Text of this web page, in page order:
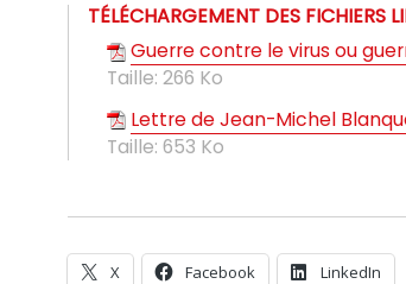
TÉLÉCHARGEMENT DES FICHIERS
Guerre contre le virus ou
Taille: 266 Ko
Lettre de Jean-Michel
Taille: 653 Ko
X Facebook LinkedIn